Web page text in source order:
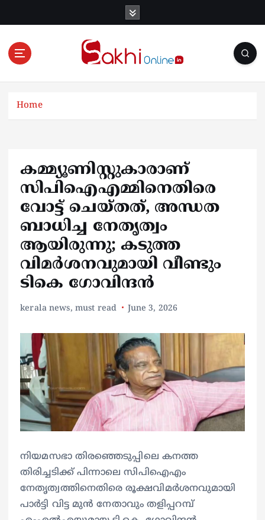
Online News Portal
Home
കമ്മ്യൂണിസ്റ്റുകാരാണ്
സിപിഐഎമ്മിനെതിരെ
വോട്ട് ചെയ്തത്, അന്ധത
ബാധിച്ച നേതൃത്വം
ആയിരുന്നു; കടുത്ത
വിമർശനവുമായി വീണ്ടും
ടികെ ഗോവിന്ദൻ
kerala news, must read June 3, 2026
നിയമസഭാ തിരഞ്ഞെടുപ്പിലെ കനത്ത
തിരിച്ചടിക്ക് പിന്നാലെ സിപിഐഎം
നേതൃത്വത്തിനെതിരെ രൂക്ഷവിമർശനവുമായി
പാർട്ടി വിട്ട മുൻ നേതാവും തളിപ്പറമ്പ്